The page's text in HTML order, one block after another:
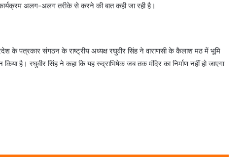
अलग-अलग तरीके से करने की बात कही जा रही है।
के पत्रकार संगठन के राष्ट्रीय अध्यक्ष रघुवीर सिंह ने वाराणसी के कैलाश मठ में भूमि
है। रघुवीर सिंह ने कहा कि यह रुद्राभिषेक जब तक मंदिर का निर्माण नहीं हो जाएगा